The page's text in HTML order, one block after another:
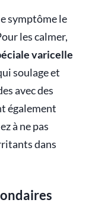
symptôme le
les calmer,
varicelle
soulage et
avec des
également
à ne pas
dans